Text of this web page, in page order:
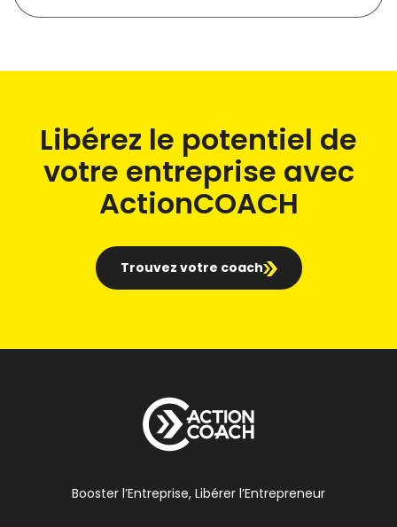
Libérez le potentiel de
votre entreprise avec
ActionCOACH
Trouvez votre coach
Booster l’Entreprise, Libérer l’Entrepreneur